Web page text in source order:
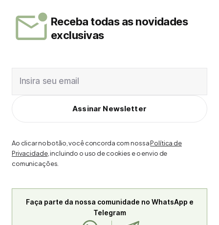
Receba todas as novidades
exclusivas
Insira seu email
Assinar Newsletter
Ao clicar no botão, você concorda com nossaPolítica de
Privacidade, incluindo o uso de cookies e o envio de
comunicações.
Faça parte da nossa comunidade no WhatsApp e
Telegram